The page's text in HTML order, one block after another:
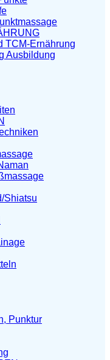
TCM-Ernährung
Ausbildung
Shiatsu
Punktur